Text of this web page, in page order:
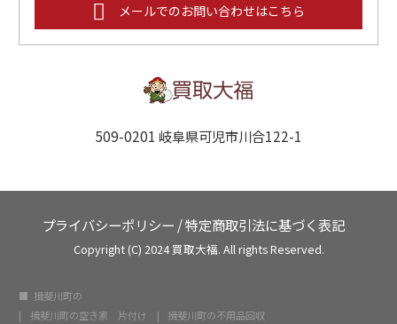
メールでのお問い合わせはこちら
509-0201 岐阜県可児市川合122-1
プライバシーポリシー /特定商取引法に基づく表記
Copyright (C) 2024 買取大福. All rights Reserved.
揖斐川町の
揖斐川町の空き家 片付け
揖斐川町の不用品回収